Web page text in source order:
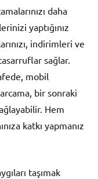
daha
yaptığınız
indirimleri ve
sağlar.
mobil
bir sonraki
Hem
katkı yapmanız
taşımak